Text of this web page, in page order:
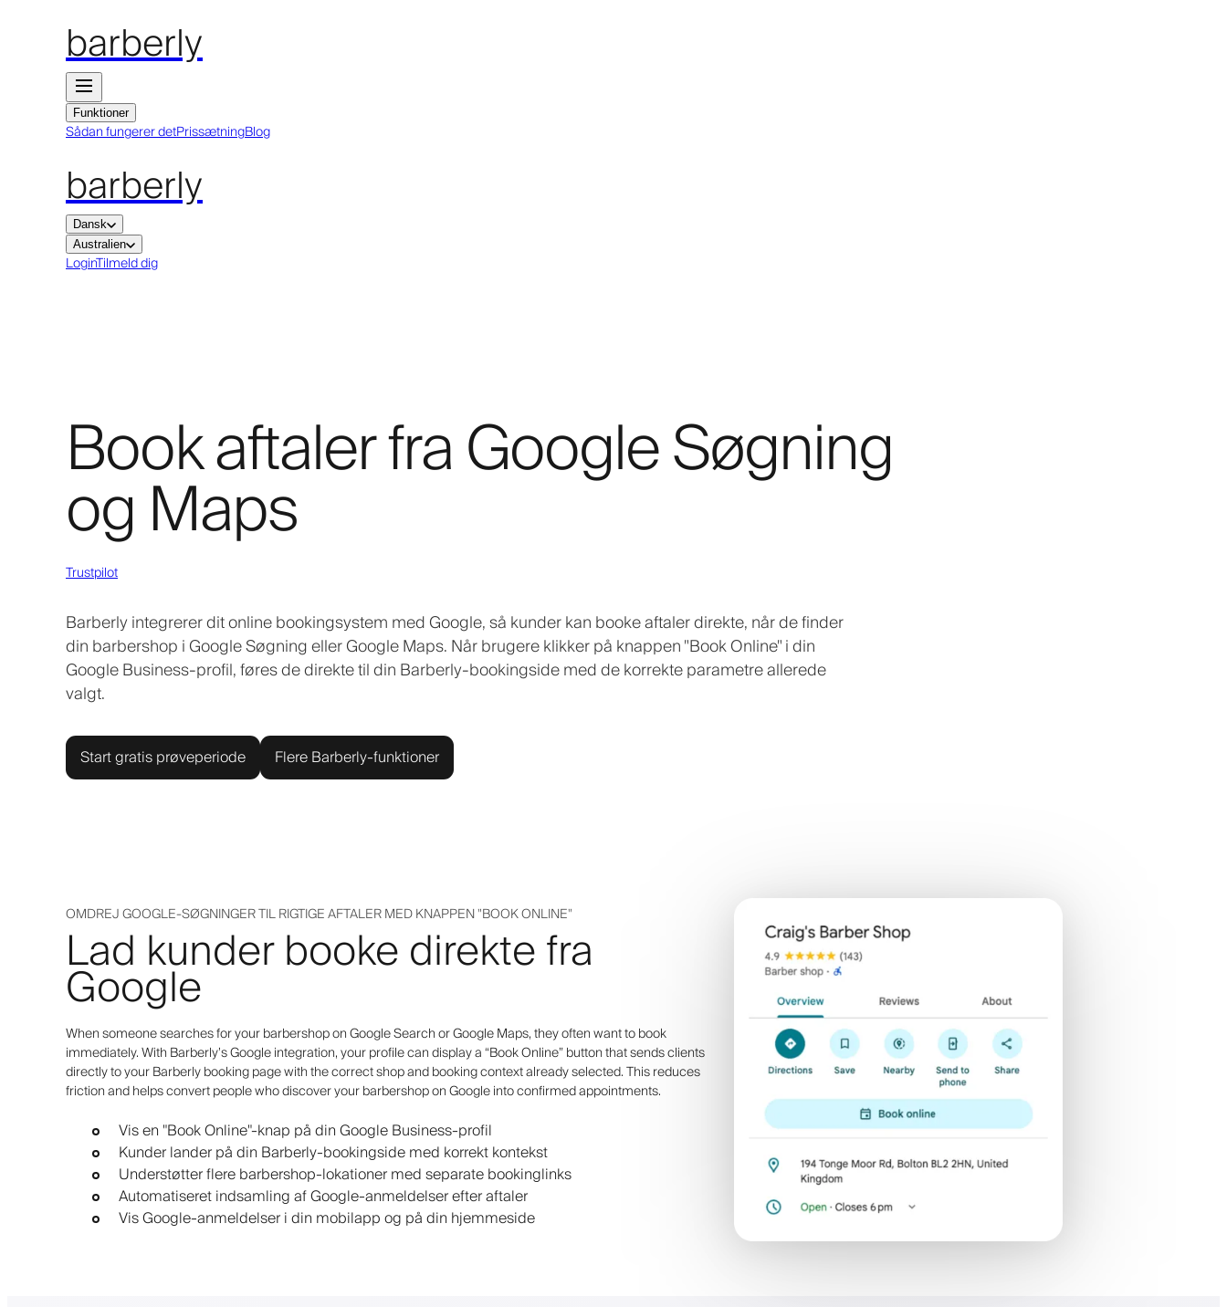
barberly
Funktioner
Sådan fungerer detPrissætningBlog
barberly
Dansk
Australien
LoginTilmeld dig
Book aftaler fra Google Søgning
og Maps
Trustpilot
Barberly integrerer dit online bookingsystem med Google, så kunder kan booke aftaler direkte, når de finder
din barbershop i Google Søgning eller Google Maps. Når brugere klikker på knappen "Book Online" i din
Google Business-profil, føres de direkte til din Barberly-bookingside med de korrekte parametre allerede
valgt.
Start gratis prøveperiode Flere Barberly-funktioner
OMDREJ GOOGLE-SØGNINGER TIL RIGTIGE AFTALER MED KNAPPEN "BOOK ONLINE"
Lad kunder booke direkte fra
Google
When someone searches for your barbershop on Google Search or Google Maps, they often want to book
immediately. With Barberly’s Google integration, your profile can display a “Book Online” button that sends clients
directly to your Barberly booking page with the correct shop and booking context already selected. This reduces
friction and helps convert people who discover your barbershop on Google into confirmed appointments.
Vis en "Book Online"-knap på din Google Business-profil
Kunder lander på din Barberly-bookingside med korrekt kontekst
Understøtter flere barbershop-lokationer med separate bookinglinks
Automatiseret indsamling af Google-anmeldelser efter aftaler
Vis Google-anmeldelser i din mobilapp og på din hjemmeside